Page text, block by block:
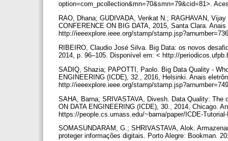
option=com_pcollection&mn=70&smn=79&cid=81>.
RAO, Dhana; GUDIVADA, Venkat N.; RAGHAVAN,
CONFERENCE ON BIG DATA, 2015, Santa Clara.
http://ieeexplore.ieee.org/stamp/
RIBEIRO, Claudio José Silva. Big Data: os novos
2014, p. 96–105. Disponível em: < http://
SADIQ, Shazia; PAPOTTI, Paolo. Big Data Quality -
ENGINEERING (ICDE), 32., 2016, Helsinki. Anais
http://ieeexplore.ieee.org/stamp/
SAHA, Barna; SRIVASTAVA, Divesh. Data Quality:
ON DATA ENGINEERING (ICDE), 30., 2014, Chicago.
https://people.cs.umass.edu/~barna/paper/ICDE-
SOMASUNDARAM, G.; SHRIVASTAVA, Alok.
proteger informações digitais. Porto Alegre: Bookman.